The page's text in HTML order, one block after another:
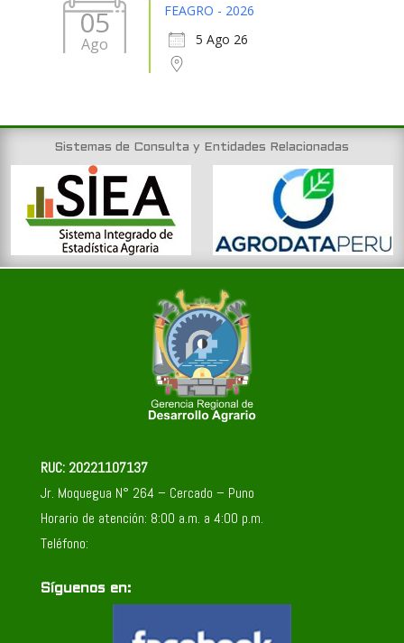
05
Ago
FEAGRO - 2026
5 Ago 26
Sistemas de Consulta y Entidades Relacionadas
RUC: 20221107137
Jr. Moquegua N° 264 – Cercado – Puno
Horario de atención: 8:00 a.m. a 4:00 p.m.
Teléfono:
Síguenos en: